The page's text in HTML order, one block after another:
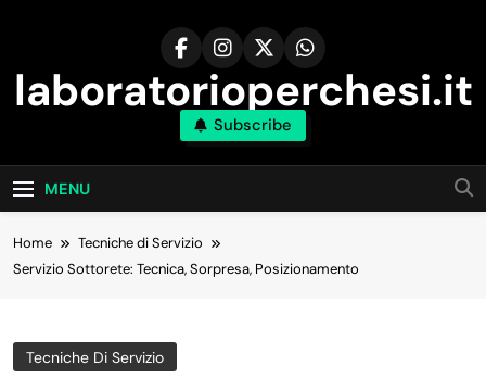
laboratorioperchesi.it
Subscribe
MENU
Home
Tecniche di Servizio
Servizio Sottorete: Tecnica, Sorpresa, Posizionamento
Tecniche Di Servizio